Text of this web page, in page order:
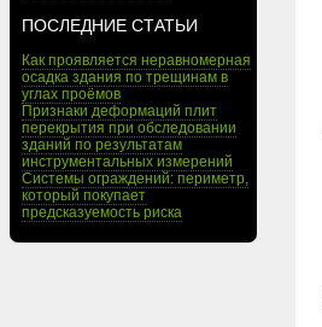
ПОСЛЕДНИЕ СТАТЬИ
Как проявляется неравномерная
осадка здания по трещинам в
углах проёмов
Признаки деформаций плит
перекрытия при обследовании
зданий по результатам
инструментальных измерений
Системы ограждений: периметр,
который покупает
предсказуемость риска